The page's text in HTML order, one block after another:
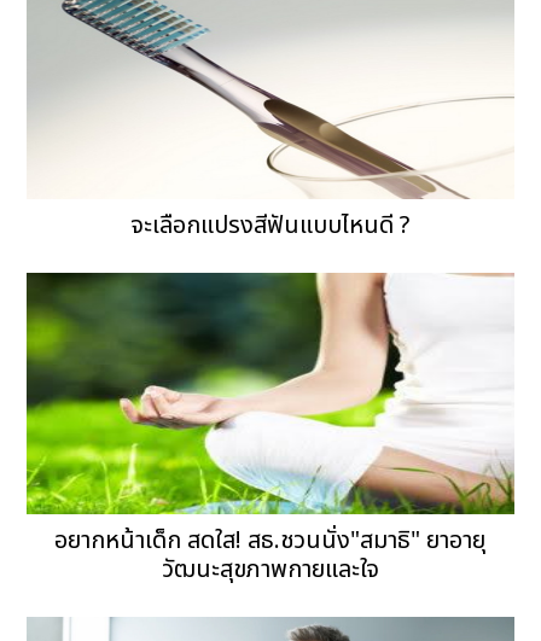
จะเลือกแปรงสีฟันแบบไหนดี ?
อยากหน้าเด็ก สดใส! สธ.ชวนนั่ง"สมาธิ" ยาอายุ
วัฒนะสุขภาพกายและใจ